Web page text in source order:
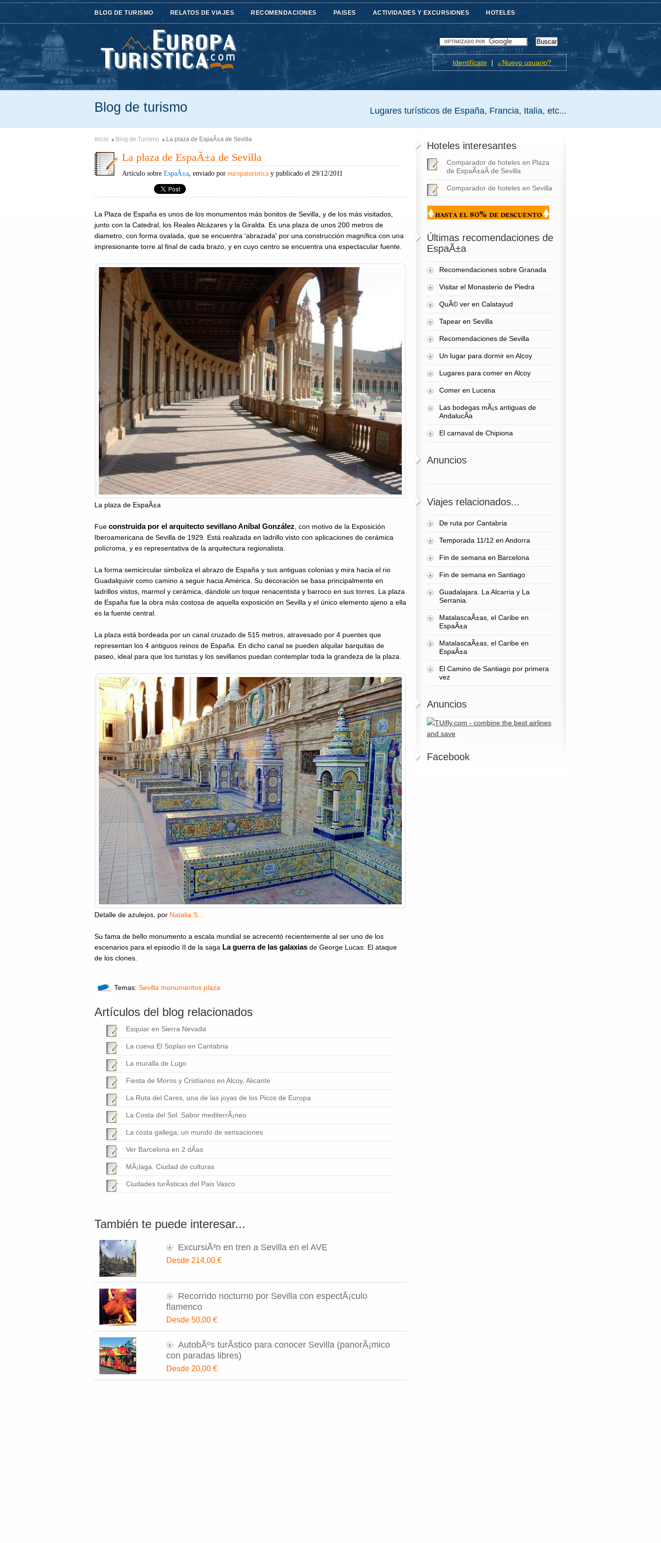
BLOG DE TURISMO RELATOS DE VIAJES RECOMENDACIONES PAISES ACTIVIDADES Y EXCURSIONES HOTELES
Identifícate | ¿Nuevo usuario?
Blog de turismo Lugares turísticos de España, Francia, Italia, etc...
Inicio Blog de Turismo La plaza de EspaÃ±a de Sevilla
La plaza de EspaÃ±a de Sevilla
Artículo sobre EspaÃ±a, enviado por europaturistica y publicado el 29/12/2011
La Plaza de España es unos de los monumentos más bonitos de Sevilla, y de los más visitados,
junto con la Catedral, los Reales Alcázares y la Giralda. Es una plaza de unos 200 metros de
diametro, con forma ovalada, que se encuentra 'abrazada' por una construcción magnífica con una
impresionante torre al final de cada brazo, y en cuyo centro se encuentra una espectacular fuente.
La plaza de EspaÃ±a
Fue construida por el arquitecto sevillano Aníbal González , con motivo de la Exposición
Iberoamericana de Sevilla de 1929. Está realizada en ladrillo visto con aplicaciones de cerámica
polícroma, y es representativa de la arquitectura regionalista.
La forma semicircular simboliza el abrazo de España y sus antiguas colonias y mira hacia el rio
Guadalquivir como camino a seguir hacia América. Su decoración se basa principalmente en
ladrillos vistos, marmol y cerámica, dándole un toque renacentista y barroco en sus torres. La plaza
de España fue la obra más costosa de aquella exposición en Sevilla y el único elemento ajeno a ella
es la fuente central.
La plaza está bordeada por un canal cruzado de 515 metros, atravesado por 4 puentes que
representan los 4 antiguos reinos de España. En dicho canal se pueden alquilar barquitas de
paseo, ideal para que los turistas y los sevillanos puedan contemplar toda la grandeza de la plaza.
Detalle de azulejos , por Natalia S...
Su fama de bello monumento a escala mundial se acrecentó recientemente al ser uno de los
escenarios para el episodio II de la saga La guerra de las galaxias de George Lucas: El ataque
de los clones.
Temas: Sevilla monumentos plaza
Artículos del blog relacionados
Esquiar en Sierra Nevada
La cueva El Soplao en Cantabria
La muralla de Lugo
Fiesta de Moros y Cristianos en Alcoy, Alicante
La Ruta del Cares, una de las joyas de los Picos de Europa
La Costa del Sol. Sabor mediterrÃ¡neo
La costa gallega, un mundo de sensaciones
Ver Barcelona en 2 dÃ­as
MÃ¡laga. Ciudad de culturas
Ciudades turÃ­sticas del Pais Vasco
También te puede interesar...
ExcursiÃ³n en tren a Sevilla en el AVE
Desde 214,00 €
Recorrido nocturno por Sevilla con espectÃ¡culo
flamenco
Desde 50,00 €
AutobÃºs turÃ­stico para conocer Sevilla (panorÃ¡mico
con paradas libres)
Desde 20,00 €
Hoteles interesantes
Comparador de hoteles en Plaza
de EspaÃ±aÂ de Sevilla
Comparador de hoteles en Sevilla
Últimas recomendaciones de
EspaÃ±a
Recomendaciones sobre Granada
Visitar el Monasterio de Piedra
QuÃ© ver en Calatayud
Tapear en Sevilla
Recomendaciones de Sevilla
Un lugar para dormir en Alcoy
Lugares para comer en Alcoy
Comer en Lucena
Las bodegas mÃ¡s antiguas de
AndalucÃ­a
El carnaval de Chipiona
Anuncios
Viajes relacionados...
De ruta por Cantabria
Temporada 11/12 en Andorra
Fin de semana en Barcelona
Fin de semana en Santiago
Guadalajara. La Alcarria y La
Serrania.
MatalascaÃ±as, el Caribe en
EspaÃ±a
MatalascaÃ±as, el Caribe en
EspaÃ±a
El Camino de Santiago por primera
vez
Anuncios
Facebook